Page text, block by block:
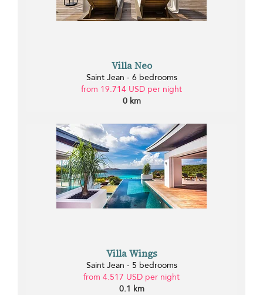
Villa Neo
Saint Jean - 6 bedrooms
from 19.714 USD per night
0 km
Villa Wings
Saint Jean - 5 bedrooms
from 4.517 USD per night
0.1 km